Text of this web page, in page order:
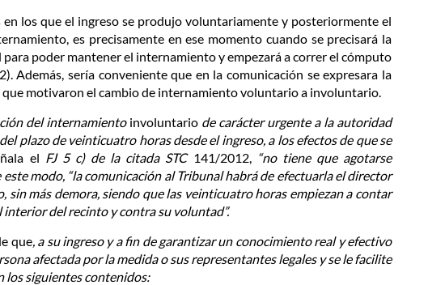
los que el ingreso se produjo voluntariamente y posteriormente el
es precisamente en ese momento cuando se precisará la
poder mantener el internamiento y empezará a correr el cómputo
Además, sería conveniente que en la comunicación se expresara la
que motivaron el cambio de internamiento voluntario a involuntario.
del internamiento involuntario de carácter urgente a la autoridad
plazo de veinticuatro horas desde el ingreso, a los efectos de que se
el FJ 5 c) de la citada STC 141/2012, “no tiene que agotarse
modo, “la comunicación al Tribunal habrá de efectuarla el director
más demora, siendo que las veinticuatro horas empiezan a contar
del recinto y contra su voluntad”.
que, a su ingreso y a fin de garantizar un conocimiento real y efectivo
afectada por la medida o sus representantes legales y se le facilite
los siguientes contenidos: